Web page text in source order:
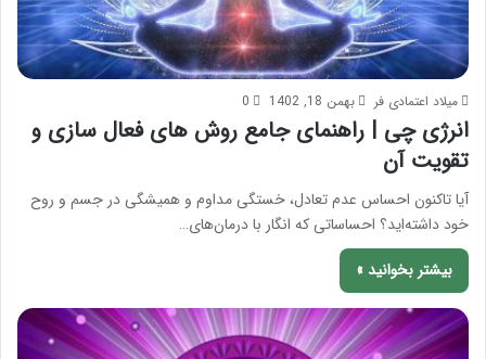
میلاد اعتمادی فر بهمن 18, 1402 0
انرژی چی | راهنمای جامع روش های فعال سازی و
تقویت آن
آیا تاکنون احساس عدم تعادل، خستگی مداوم و همیشگی در جسم و روح
خود داشته‌اید؟ احساساتی که انگار با درمان‌های…
بیشتر بخوانید »